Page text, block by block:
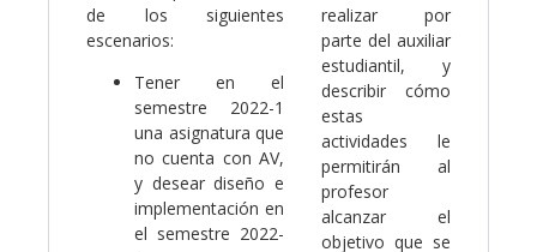
de los siguientes
escenarios:
Tener en el
semestre 2022-1
una asignatura que
no cuenta con AV,
y desear diseño e
implementación en
el semestre 2022-
realizar por
parte del auxiliar
estudiantil, y
describir cómo
estas
actividades le
permitirán al
profesor
alcanzar el
objetivo que se